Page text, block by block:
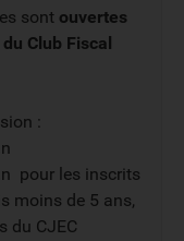
sont ouvertes
Club Fiscal
:
pour les inscrits
moins de 5 ans,
du CJEC